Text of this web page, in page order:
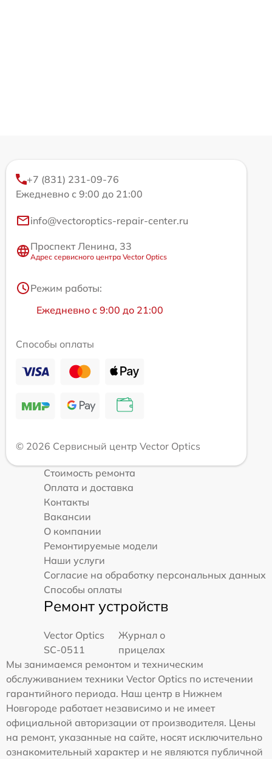
+7 (831) 231-09-76
Ежедневно с 9:00 до 21:00
info@vectoroptics-repair-center.ru
Проспект Ленина, 33
Адрес сервисного центра Vector Optics
Режим работы:
Ежедневно с 9:00 до 21:00
Способы оплаты
© 2026 Сервисный центр Vector Optics
Стоимость ремонта
Оплата и доставка
Контакты
Вакансии
О компании
Ремонтируемые модели
Наши услуги
Согласие на обработку персональных данных
Способы оплаты
Ремонт устройств
Vector Optics
SC-0511
Журнал о
прицелах
Мы занимаемся ремонтом и техническим
обслуживанием техники Vector Optics по истечении
гарантийного периода. Наш центр в Нижнем
Новгороде работает независимо и не имеет
официальной авторизации от производителя. Цены
на ремонт, указанные на сайте, носят исключительно
ознакомительный характер и не являются публичной